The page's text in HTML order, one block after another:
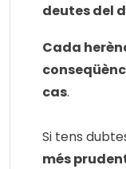
deutes del
Cada
cas.
Si tens
més